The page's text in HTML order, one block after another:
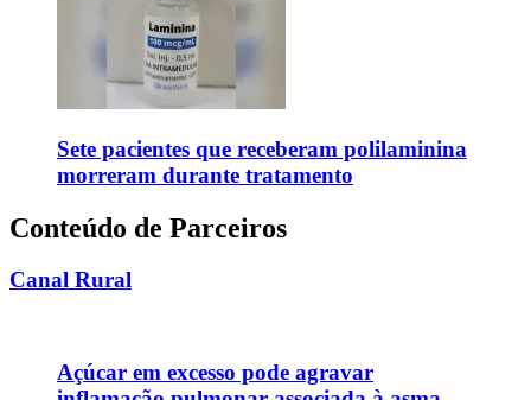
Sete pacientes que receberam polilaminina
morreram durante tratamento
Conteúdo de Parceiros
Canal Rural
Açúcar em excesso pode agravar